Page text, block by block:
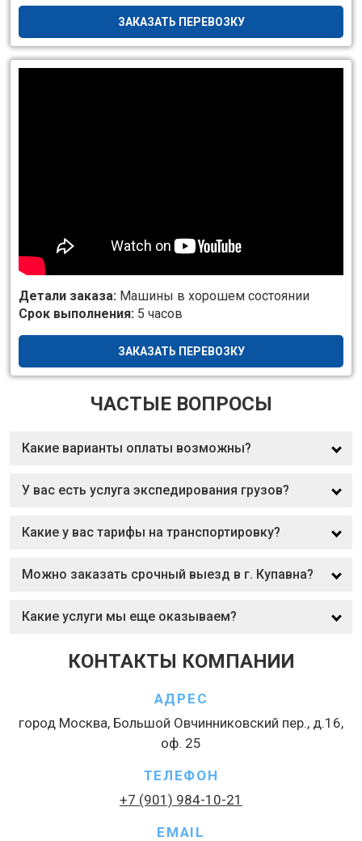
ЗАКАЗАТЬ ПЕРЕВОЗКУ
Детали заказа: Машины в хорошем состоянии
Срок выполнения: 5 часов
ЗАКАЗАТЬ ПЕРЕВОЗКУ
ЧАСТЫЕ ВОПРОСЫ
Какие варианты оплаты возможны?
У вас есть услуга экспедирования грузов?
Какие у вас тарифы на транспортировку?
Можно заказать срочный выезд в г. Купавна?
Какие услуги мы еще оказываем?
КОНТАКТЫ КОМПАНИИ
ТЕЛЕФОН
+7 (901) 984-10-21
АДРЕС
город Москва, Большой Овчинниковский пер., д.16,
оф. 25
EMAIL